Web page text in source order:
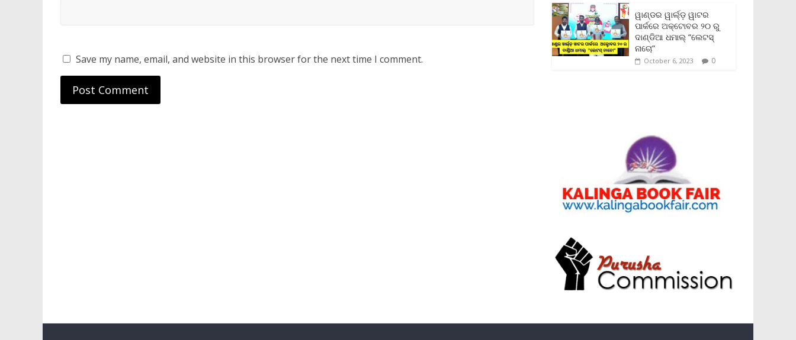
Save my name, email, and website in this browser for the next time I comment.
ୱାଣ୍ଡର ୱାର୍ଲ୍‌ଡ଼ ୱାଟର
ପାର୍କରେ ଅକ୍ଟୋବର ୨୦ ରୁ
ଦାଣ୍ଡିଆ ଧମାଲ୍ “ଲେଟସ୍
ନାଚୋ”
October 6, 2023 0